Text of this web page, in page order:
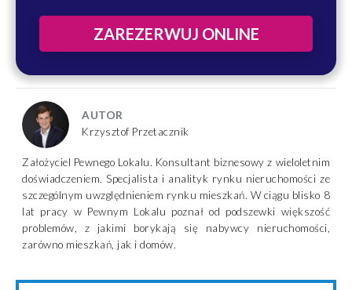
ZAREZERWUJ ONLINE
AUTOR
Krzysztof Przetacznik
Założyciel Pewnego Lokalu. Konsultant biznesowy z wieloletnim
doświadczeniem. Specjalista i analityk rynku nieruchomości ze
szczególnym uwzględnieniem rynku mieszkań. W ciągu blisko 8
lat pracy w Pewnym Lokalu poznał od podszewki większość
problemów, z jakimi borykają się nabywcy nieruchomości,
zarówno mieszkań, jak i domów.